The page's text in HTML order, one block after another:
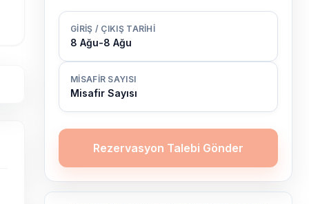
GIRIŞ / ÇIKIŞ TARIHI
8 Ağu-8 Ağu
MISAFIR SAYISI
Misafir Sayısı
Rezervasyon Talebi Gönder